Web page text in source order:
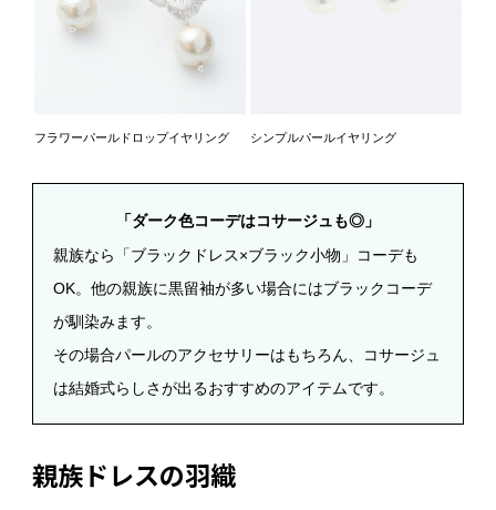
フラワーパールドロップイヤリング シンプルパールイヤリング
「ダーク色コーデはコサージュも◎」
親族なら「ブラックドレス×ブラック小物」コーデも
OK。他の親族に黒留袖が多い場合にはブラックコーデ
が馴染みます。
その場合パールのアクセサリーはもちろん、コサージュ
は結婚式らしさが出るおすすめのアイテムです。
親族ドレスの羽織